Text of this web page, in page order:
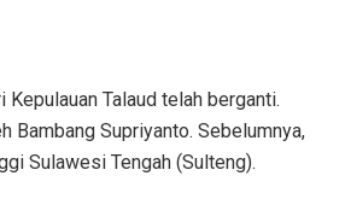
Talaud telah berganti.
Bambang Supriyanto. Sebelumnya,
Sulawesi Tengah (Sulteng).